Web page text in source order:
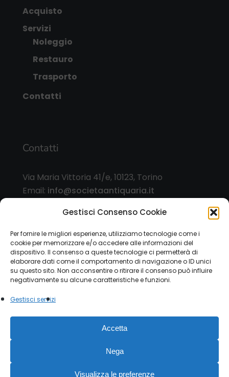
Gestisci Consenso Cookie
Per fornire le migliori esperienze, utilizziamo tecnologie come i
cookie per memorizzare e/o accedere alle informazioni del
dispositivo. Il consenso a queste tecnologie ci permetterà di
elaborare dati come il comportamento di navigazione o ID unici
su questo sito. Non acconsentire o ritirare il consenso può influire
negativamente su alcune caratteristiche e funzioni.
Gestisci servizi
Accetta
Nega
Visualizza le preferenze
Acquisto
Servizi
Noleggio
Restauro
Trasporto
Contatti
Contatti
Via Maria Vittoria 41/e, 10123, Torino
Email: info@societaantiquaria.it
Orari:
dal lunedì al sabato, 9.00/13.00 – 15.30/19.30, o
su appuntamento
© 2026 Società Antiquaria. - P.IVA 12151470015 |
instagram